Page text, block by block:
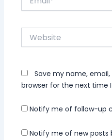
Website
Save my name,
browser for the next time
Notify me of follow-up
Notify me of new posts